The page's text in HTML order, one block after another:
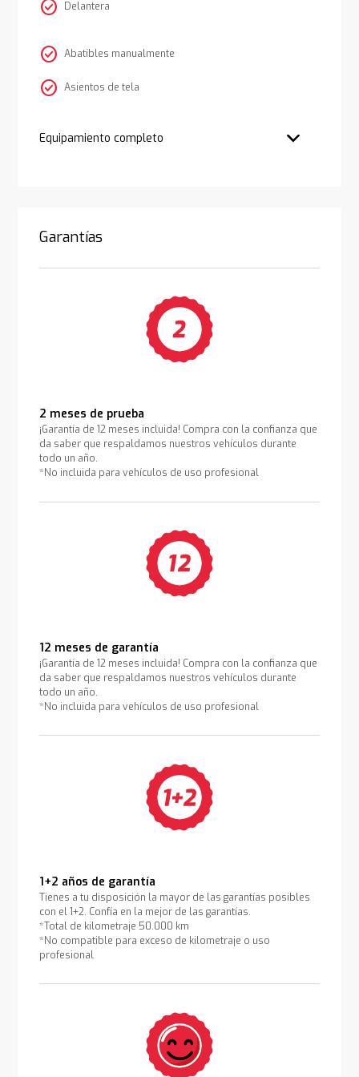
check_circle Delantera
check_circle Abatibles manualmente
check_circle Asientos de tela
Equipamiento completo
Garantías
2 meses de prueba
¡Garantía de 12 meses incluida! Compra con la confianza que
da saber que respaldamos nuestros vehículos durante
todo un año.
*No incluida para vehículos de uso profesional
12 meses de garantía
¡Garantía de 12 meses incluida! Compra con la confianza que
da saber que respaldamos nuestros vehículos durante
todo un año.
*No incluida para vehículos de uso profesional
1+2 años de garantía
Tienes a tu disposición la mayor de las garantías posibles
con el 1+2. Confía en la mejor de las garantías.
*Total de kilometraje 50.000 km
*No compatible para exceso de kilometraje o uso
profesional